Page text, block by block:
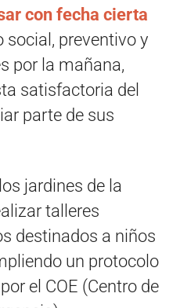
con fecha cierta
preventivo y
por la mañana,
satisfactoria del
parte de sus
jardines de la
talleres
destinados a niños
un protocolo
el COE (Centro de